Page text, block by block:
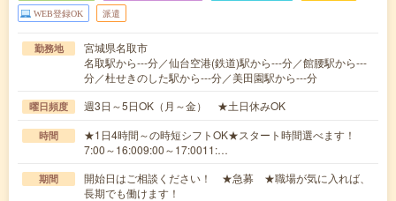
WEB登録OK 派遣
勤務地
宮城県名取市
名取駅から---分／仙台空港(鉄道)駅から---分／館腰駅から---
分／杜せきのした駅から---分／美田園駅から---分
曜日頻度 週3日～5日OK（月～金） ★土日休みOK
時間
★1日4時間～の時短シフトOK★スタート時間選べます！
7:00～16:009:00～17:0011:…
期間
開始日はご相談ください！ ★急募 ★職場が気に入れば、
長期でも働けます！